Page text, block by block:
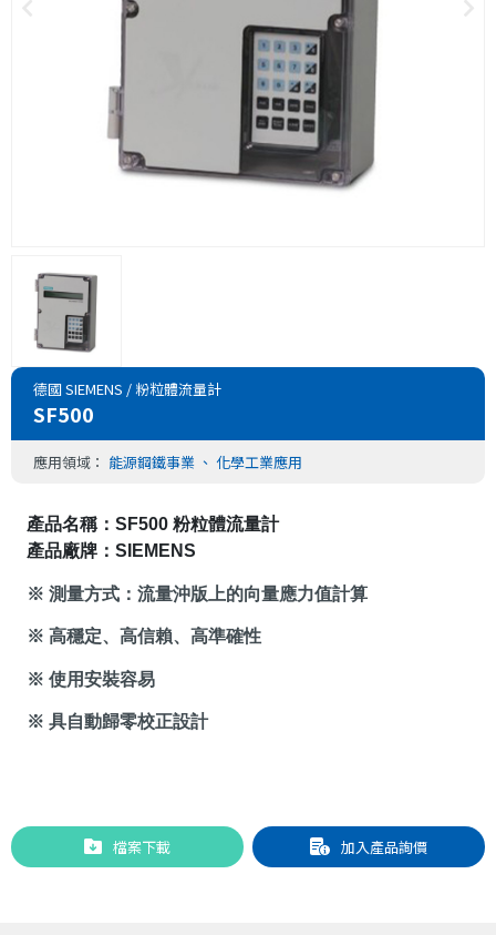
德國 SIEMENS /粉粒體流量計
SF500
應用領域： 能源鋼鐵事業 、 化學工業應用
產品名稱：SF500 粉粒體流量計
產品廠牌：SIEMENS
※ 測量方式：流量沖版上的向量應力值計算
※ 高穩定、高信賴、高準確性
※ 使用安裝容易
※ 具自動歸零校正設計
檔案下載 加入產品詢價